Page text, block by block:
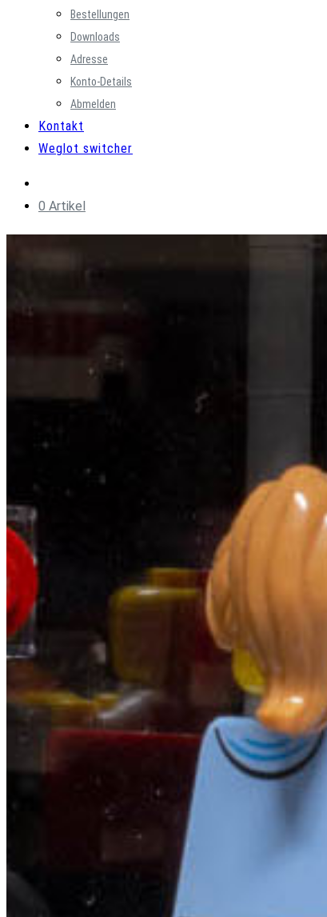
Bestellungen
Downloads
Adresse
Konto-Details
Abmelden
Kontakt
Weglot switcher
0 Artikel